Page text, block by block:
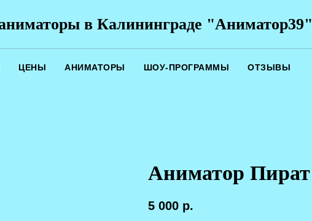
в Калининграде "Аниматор39"
ЦЕНЫ АНИМАТОРЫ ШОУ-ПРОГРАММЫ ОТЗЫВЫ
Аниматор Пират
5 000 р.